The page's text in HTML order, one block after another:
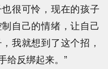
很可怜，现在的孩子
自己的情绪，让自己
我就想到了这个招，
给反绑起来。”